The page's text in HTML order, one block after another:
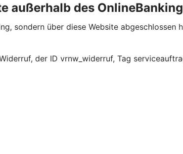
des
sondern über diese Website
der ID vrnw_widerruf, Tag